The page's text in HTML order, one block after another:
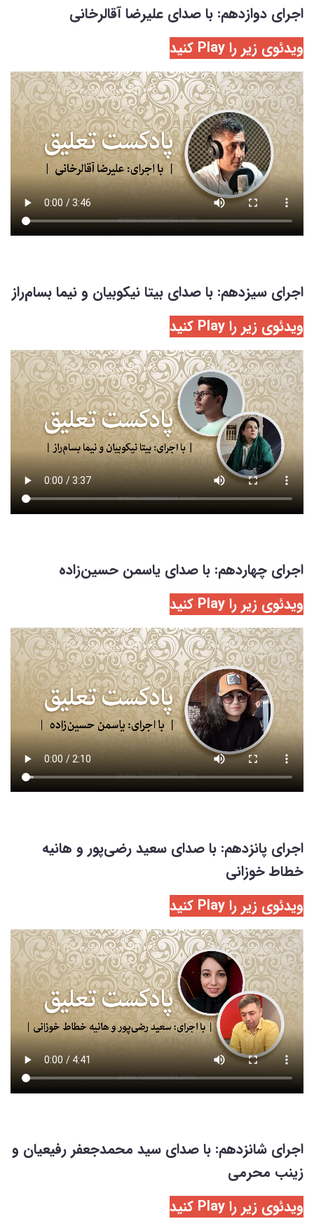
اجرای دوازدهم: با صدای علیرضا آقالرخانی
ویدئوی زیر را Play کنید
اجرای سیزدهم: با صدای بیتا نیکوبیان و نیما بسام‌راز
ویدئوی زیر را Play کنید
اجرای چهاردهم: با صدای یاسمن حسین‌زاده
ویدئوی زیر را Play کنید
اجرای پانزدهم: با صدای سعید رضی‌پور و هانیه
خطاط خوزانی
ویدئوی زیر را Play کنید
اجرای شانزدهم: با صدای سید محمدجعفر رفیعیان و
زینب محرمی
ویدئوی زیر را Play کنید